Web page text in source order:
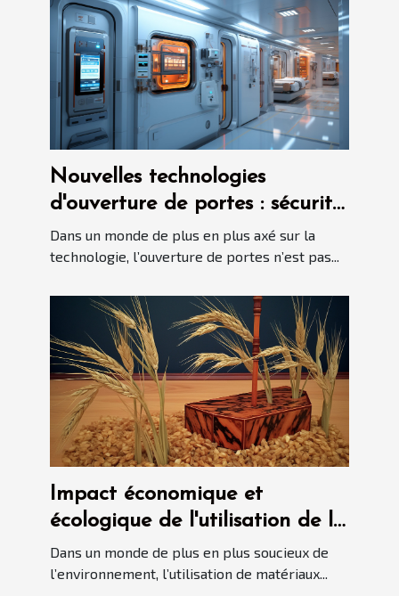
Nouvelles technologies
d'ouverture de portes : sécurité
contre facilité d'accès
Dans un monde de plus en plus axé sur la
technologie, l’ouverture de portes n’est pas...
Impact économique et
écologique de l'utilisation de la
paille de seigle dans la
marqueterie
Dans un monde de plus en plus soucieux de
l’environnement, l’utilisation de matériaux...